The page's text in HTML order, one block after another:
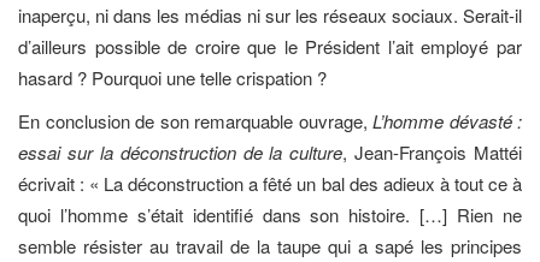
inaperçu, ni dans les médias ni sur les réseaux sociaux. Serait-il
d’ailleurs possible de croire que le Président l’ait employé par
hasard ? Pourquoi une telle crispation ?
En conclusion de son remarquable ouvrage, L’homme dévasté :
essai sur la déconstruction de la culture, Jean-François Mattéi
écrivait : « La déconstruction a fêté un bal des adieux à tout ce à
quoi l’homme s’était identifié dans son histoire. […] Rien ne
semble résister au travail de la taupe qui a sapé les principes